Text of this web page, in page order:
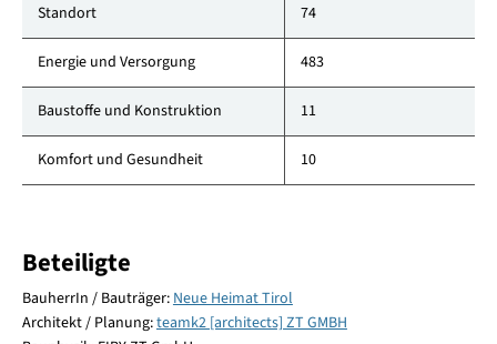
Standort 74
Energie und Versorgung 483
Baustoffe und Konstruktion 11
Komfort und Gesundheit 10
Beteiligte
BauherrIn / Bauträger: Neue Heimat Tirol
Architekt / Planung:teamk2 [architects] ZT GMBH